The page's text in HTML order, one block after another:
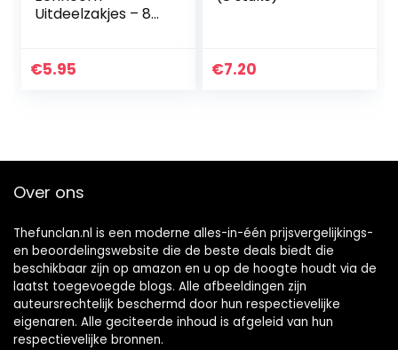
Uitdeelzakjes – 8
€5.95 €7.20
Over ons
Thefunclan.nl is een moderne alles-in-één prijsvergelijkings-
en beoordelingswebsite die de beste deals biedt die
beschikbaar zijn op amazon en u op de hoogte houdt via de
laatst toegevoegde blogs. Alle afbeeldingen zijn
auteursrechtelijk beschermd door hun respectievelijke
eigenaren. Alle geciteerde inhoud is afgeleid van hun
respectievelijke bronnen.